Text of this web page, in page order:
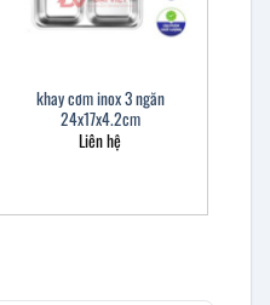
khay cơm inox 3 ngăn
24x17x4.2cm
Liên hệ